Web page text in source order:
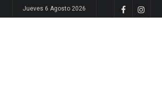
Jueves 6 Agosto 2026